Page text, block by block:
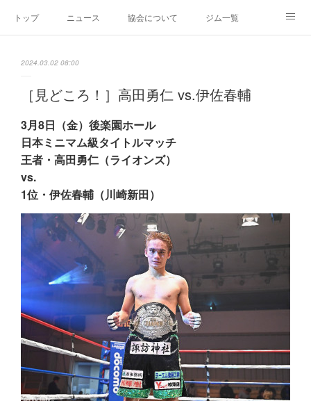
トップ ニュース 協会について ジム一覧
2024.03.02 08:00
［見どころ！］高田勇仁 vs.伊佐春輔
3月8日（金）後楽園ホール
日本ミニマム級タイトルマッチ
王者・高田勇仁（ライオンズ）
vs.
1位・伊佐春輔（川崎新田）